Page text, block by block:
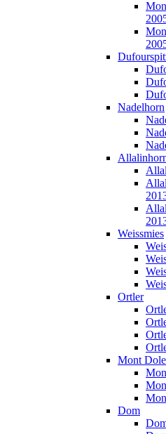
Nadelhorn
Weissmies
Ortler
Mont
Dom